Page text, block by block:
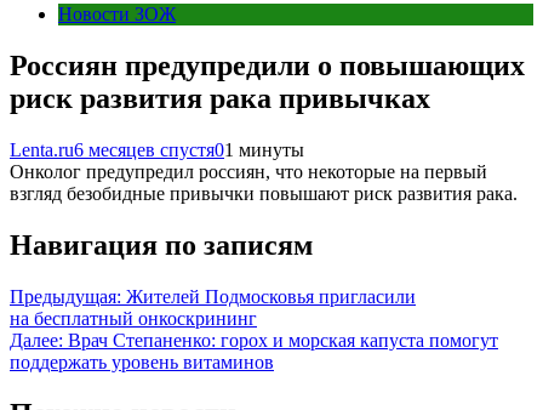
Новости ЗОЖ
Россиян предупредили о повышающих
риск развития рака привычках
Lenta.ru6 месяцев спустя01 минуты
Онколог предупредил россиян, что некоторые на первый
взгляд безобидные привычки повышают риск развития рака.
Навигация по записям
Предыдущая: Жителей Подмосковья пригласили
на бесплатный онкоскрининг
Далее: Врач Степаненко: горох и морская капуста помогут
поддержать уровень витаминов